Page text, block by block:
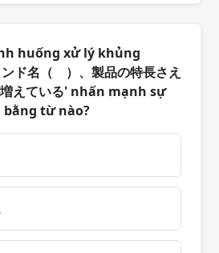
huống xử lý khủng
ド名（ ）、製品の特長さえ
増えている' nhấn mạnh sự
từ nào?